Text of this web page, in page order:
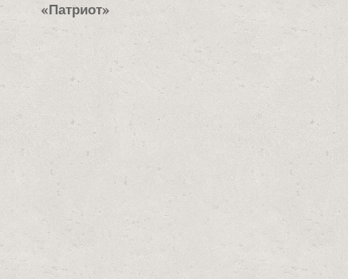
по
записям
«Патриот»